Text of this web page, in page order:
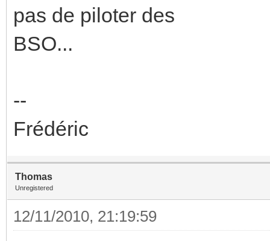
pas de piloter des
BSO...
--
Frédéric
Thomas
Unregistered
12/11/2010, 21:19:59